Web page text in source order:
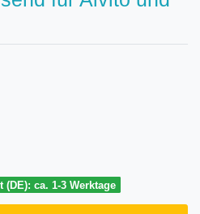
ca. 1-3 Werktage